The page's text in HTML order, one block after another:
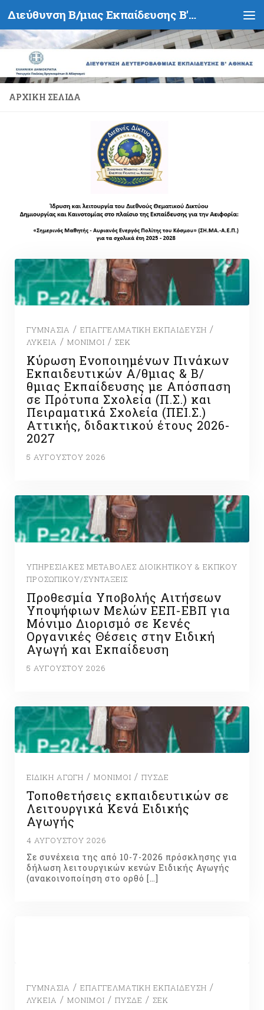
Skip to content Διεύθυνση Β/μιας Εκπαίδευσης Β' Αθήνας - Υπουργείο Παιδείας, Θρησκευμάτων και Αθλητισμού- Ελληνική Δημοκρατία
ΑΡΧΙΚΉ ΣΕΛΊΔΑ
ΓΥΜΝΆΣΙΑ / ΕΠΑΓΓΕΛΜΑΤΙΚΉ ΕΚΠΑΊΔΕΥΣΗ /
ΛΎΚΕΙΑ / ΜΌΝΙΜΟΙ / ΣΕΚ
Κύρωση Ενοποιημένων Πινάκων
Εκπαιδευτικών Α/θμιας & Β/
θμιας Εκπαίδευσης με Απόσπαση
σε Πρότυπα Σχολεία (Π.Σ.) και
Πειραματικά Σχολεία (ΠΕΙ.Σ.)
Αττικής, διδακτικού έτους 2026-
2027
5 ΑΥΓΟΎΣΤΟΥ 2026
ΥΠΗΡΕΣΙΑΚΈΣ ΜΕΤΑΒΟΛΈΣ ΔΙΟΙΚΗΤΙΚΟΎ & ΕΚΠΚΟΎ
ΠΡΟΣΩΠΙΚΟΎ/ΣΥΝΤΆΞΕΙΣ
Προθεσμία Υποβολής Αιτήσεων
Υποψήφιων Μελών ΕΕΠ-ΕΒΠ για
Μόνιμο Διορισμό σε Κενές
Οργανικές Θέσεις στην Ειδική
Αγωγή και Εκπαίδευση
5 ΑΥΓΟΎΣΤΟΥ 2026
ΕΙΔΙΚΉ ΑΓΩΓΉ / ΜΌΝΙΜΟΙ / ΠΥΣΔΕ
Τοποθετήσεις εκπαιδευτικών σε
Λειτουργικά Κενά Ειδικής
Αγωγής
4 ΑΥΓΟΎΣΤΟΥ 2026
Σε συνέχεια της από 10-7-2026 πρόσκλησης για
δήλωση λειτουργικών κενών Ειδικής Αγωγής
(ανακοινοποίηση στο ορθό […]
ΓΥΜΝΆΣΙΑ / ΕΠΑΓΓΕΛΜΑΤΙΚΉ ΕΚΠΑΊΔΕΥΣΗ /
ΛΎΚΕΙΑ / ΜΌΝΙΜΟΙ / ΠΥΣΔΕ / ΣΕΚ